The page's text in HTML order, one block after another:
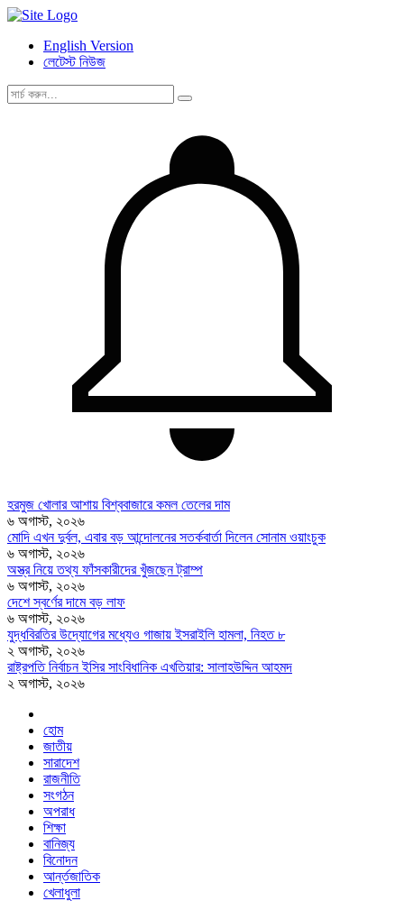
English Version
লেটেস্ট নিউজ
হরমুজ খোলার আশায় বিশ্ববাজারে কমল তেলের দাম
৬ অগাস্ট, ২০২৬
মোদি এখন দুর্বল, এবার বড় আন্দোলনের সতর্কবার্তা দিলেন সোনাম ওয়াংচুক
৬ অগাস্ট, ২০২৬
অস্ত্র নিয়ে তথ্য ফাঁসকারীদের খুঁজছেন ট্রাম্প
৬ অগাস্ট, ২০২৬
দেশে স্বর্ণের দামে বড় লাফ
৬ অগাস্ট, ২০২৬
যুদ্ধবিরতির উদ্যোগের মধ্যেও গাজায় ইসরাইলি হামলা, নিহত ৮
২ অগাস্ট, ২০২৬
রাষ্ট্রপতি নির্বাচন ইসির সাংবিধানিক এখতিয়ার: সালাহউদ্দিন আহমদ
২ অগাস্ট, ২০২৬
হোম
জাতীয়
সারাদেশ
রাজনীতি
সংগঠন
অপরাধ
শিক্ষা
বানিজ্য
বিনোদন
আর্ন্তজাতিক
খেলাধুলা